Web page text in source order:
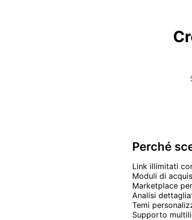
Perché
Link illimitati
Moduli di
Marketplace
Analisi
Temi
Supporto